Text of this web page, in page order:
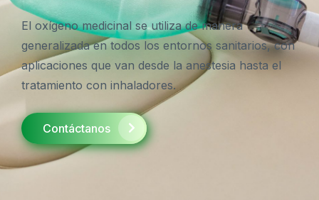
El oxígeno medicinal se utiliza de manera
generalizada en todos los entornos sanitarios, con
aplicaciones que van desde la anestesia hasta el
tratamiento con inhaladores.
Contáctanos